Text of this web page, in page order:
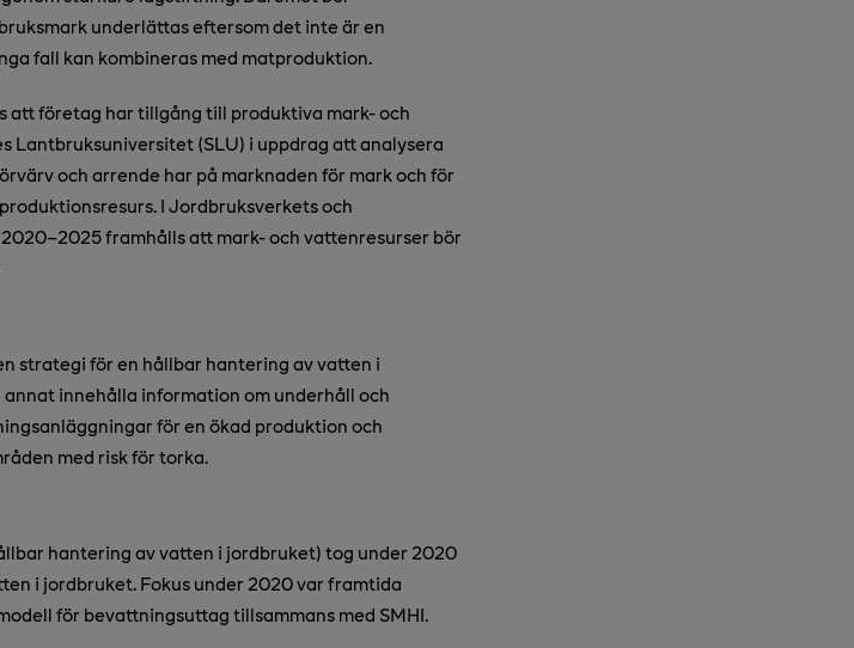
underlättas eftersom det inte är en
fall kan kombineras med matproduktion.
att företag har tillgång till produktiva mark- och
Lantbruksuniversitet (SLU) i uppdrag att analysera
och arrende har på marknaden för mark och för
I Jordbruksverkets och
framhålls att mark- och vattenresurser bör
strategi för en hållbar hantering av vatten i
innehålla information om underhåll och
för en ökad produktion och
med risk för torka.
hantering av vatten i jordbruket) tog under 2020
i jordbruket. Fokus under 2020 var framtida
för bevattningsuttag tillsammans med SMHI.